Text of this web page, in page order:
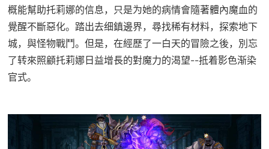
概能幫助托莉娜的信息，只是为她的病情會隨著體內魔血的
覺醒不斷惡化。踏出去细鎮邊界，尋找稀有材料，探索地下
城，與怪物戰鬥。但是，在經歷了一白天的冒險之後，別忘
了转來照顧托莉娜日益增長的對魔力的渴望--抵着影色渐染
官式。